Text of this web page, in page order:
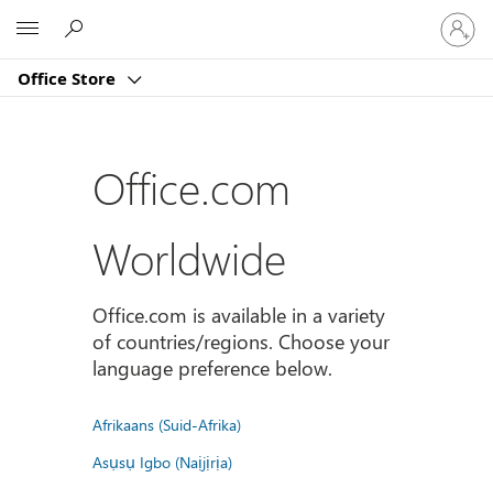
Office Store
Sign
in
to
account
Office.com
Worldwide
Office.com is available in a variety
of countries/regions. Choose your
language preference below.
Afrikaans (Suid-Afrika)
Asụsụ Igbo (Naịjịrịa)